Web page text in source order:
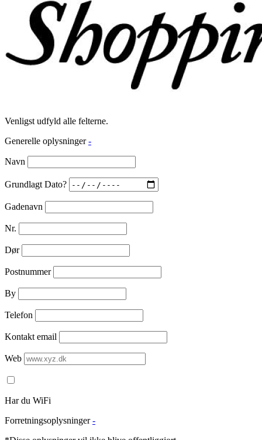
Venligst udfyld alle felterne.
Generelle oplysninger -
Navn
Grundlagt Dato?
Gadenavn
Nr.
Dør
Postnummer
By
Telefon
Kontakt email
Web
Har du WiFi
Forretningsoplysninger -